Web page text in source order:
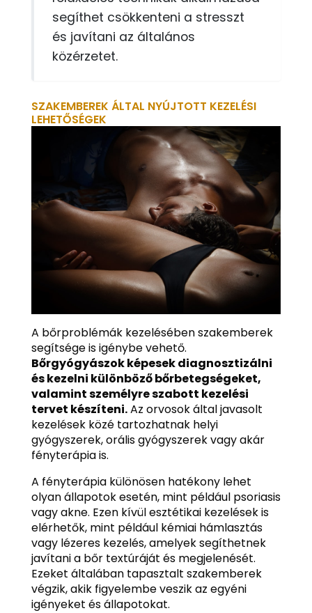
segíthet csökkenteni a stresszt
és javítani az általános
közérzetet.
SZAKEMBEREK ÁLTAL NYÚJTOTT KEZELÉSI
LEHETŐSÉGEK
A bőrproblémák kezelésében szakemberek
segítsége is igénybe vehető.
Bőrgyógyászok képesek diagnosztizálni
és kezelni különböző bőrbetegségeket,
valamint személyre szabott kezelési
tervet készíteni.Az orvosok által javasolt
kezelések közé tartozhatnak helyi
gyógyszerek, orális gyógyszerek vagy akár
fényterápia is.
A fényterápia különösen hatékony lehet
olyan állapotok esetén, mint például psoriasis
vagy akne. Ezen kívül esztétikai kezelések is
elérhetők, mint például kémiai hámlasztás
vagy lézeres kezelés, amelyek segíthetnek
javítani a bőr textúráját és megjelenését.
Ezeket általában tapasztalt szakemberek
végzik, akik figyelembe veszik az egyéni
igényeket és állapotokat.